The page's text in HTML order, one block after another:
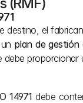
destino, el
plan de gestión
proporcionar
14971 debe